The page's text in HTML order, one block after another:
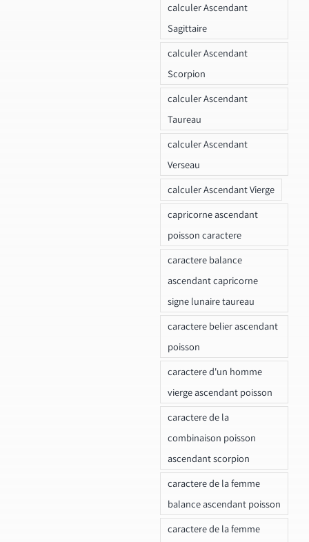
calculer Ascendant
Sagittaire
calculer Ascendant
Scorpion
calculer Ascendant
Taureau
calculer Ascendant
Verseau
calculer Ascendant Vierge
capricorne ascendant
poisson caractere
caractere balance
ascendant capricorne
signe lunaire taureau
caractere belier ascendant
poisson
caractere d'un homme
vierge ascendant poisson
caractere de la
combinaison poisson
ascendant scorpion
caractere de la femme
balance ascendant poisson
caractere de la femme